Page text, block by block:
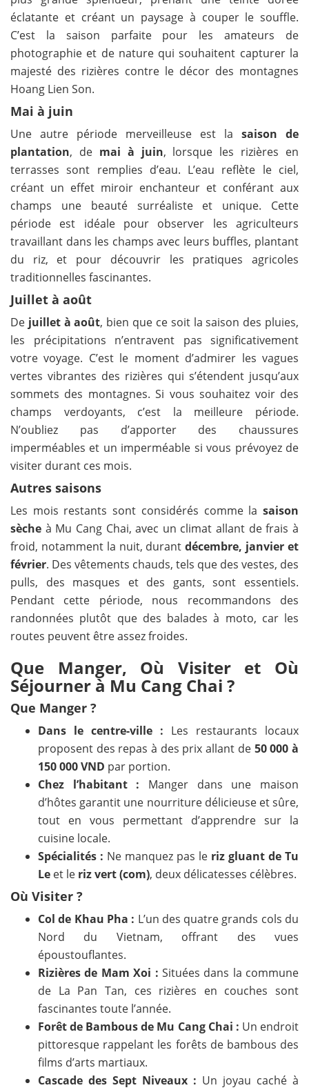
éclatante et créant un paysage à couper le souffle.
C’est la saison parfaite pour les amateurs de
photographie et de nature qui souhaitent capturer la
majesté des rizières contre le décor des montagnes
Hoang Lien Son.
Mai à juin
Une autre période merveilleuse est la saison de
plantation, de mai à juin, lorsque les rizières en
terrasses sont remplies d’eau. L’eau reflète le ciel,
créant un effet miroir enchanteur et conférant aux
champs une beauté surréaliste et unique. Cette
période est idéale pour observer les agriculteurs
travaillant dans les champs avec leurs buffles, plantant
du riz, et pour découvrir les pratiques agricoles
traditionnelles fascinantes.
Juillet à août
De juillet à août, bien que ce soit la saison des pluies,
les précipitations n’entravent pas significativement
votre voyage. C’est le moment d’admirer les vagues
vertes vibrantes des rizières qui s’étendent jusqu’aux
sommets des montagnes. Si vous souhaitez voir des
champs verdoyants, c’est la meilleure période.
N’oubliez pas d’apporter des chaussures
imperméables et un imperméable si vous prévoyez de
visiter durant ces mois.
Autres saisons
Les mois restants sont considérés comme la saison
sèche à Mu Cang Chai, avec un climat allant de frais à
froid, notamment la nuit, durantdécembre, janvier et
février. Des vêtements chauds, tels que des vestes, des
pulls, des masques et des gants, sont essentiels.
Pendant cette période, nous recommandons des
randonnées plutôt que des balades à moto, car les
routes peuvent être assez froides.
Que Manger, Où Visiter et Où
Séjourner à Mu Cang Chai ?
Que Manger ?
Dans le centre-ville : Les restaurants locaux
proposent des repas à des prix allant de 50 000 à
150 000 VND par portion.
Chez l’habitant : Manger dans une maison
d’hôtes garantit une nourriture délicieuse et sûre,
tout en vous permettant d’apprendre sur la
cuisine locale.
Spécialités : Ne manquez pas le riz gluant de Tu
Le et le riz vert (com), deux délicatesses célèbres.
Où Visiter ?
Col de Khau Pha : L’un des quatre grands cols du
Nord du Vietnam, offrant des vues
époustouflantes.
Rizières de Mam Xoi : Situées dans la commune
de La Pan Tan, ces rizières en couches sont
fascinantes toute l’année.
Forêt de Bambous de Mu Cang Chai : Un endroit
pittoresque rappelant les forêts de bambous des
films d’arts martiaux.
Cascade des Sept Niveaux : Un joyau caché à